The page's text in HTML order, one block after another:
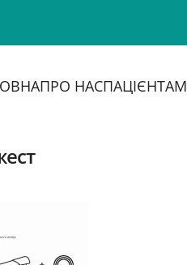
ПРО НАСПАЦІЄНТАМ